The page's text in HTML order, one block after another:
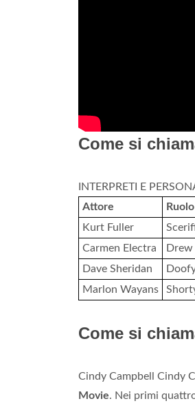
Come si
INTERPRETI E
Attore
Ruolo
Kurt Fuller
Carmen Electra
Dave Sheridan
Marlon Wayans
Come si
Cindy Campbell Cindy
Movie. Nei primi